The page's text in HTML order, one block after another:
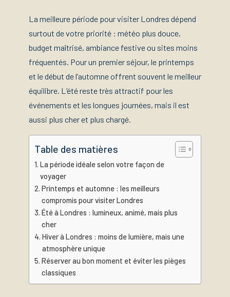
La meilleure période pour visiter Londres dépend
surtout de votre priorité : météo plus douce,
budget maîtrisé, ambiance festive ou sites moins
fréquentés. Pour un premier séjour, le printemps
et le début de l’automne offrent souvent le meilleur
équilibre. L’été reste très attractif pour les
événements et les longues journées, mais il est
aussi plus cher et plus chargé.
Table des matières
La période idéale selon votre façon de
voyager
Printemps et automne : les meilleurs
compromis pour visiter Londres
Été à Londres : lumineux, animé, mais plus
cher
Hiver à Londres : moins de lumière, mais une
atmosphère unique
Réserver au bon moment et éviter les pièges
classiques